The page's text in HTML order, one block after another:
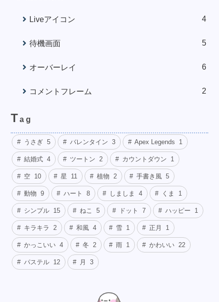
Liveアイコン 4
待機画面 5
オーバーレイ 6
コメントフレーム 2
Tag
うさぎ 5 バレンタイン 3 Apex Legends 1
結婚式 4 ツートン 2 カウントダウン 1
空 10 星 11 植物 2 手書き風 5
動物 9 ハート 8 しましま 4 くま 1
シンプル 15 ねこ 5 ドット 7 ハッピー 1
キラキラ 2 和風 4 雪 1 正月 1
かっこいい 4 冬 2 雨 1 かわいい 22
パステル 12 月 3